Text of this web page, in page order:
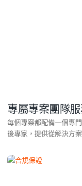
專屬專案團隊
每個專案都配備一個專
後專家，提供從解決方